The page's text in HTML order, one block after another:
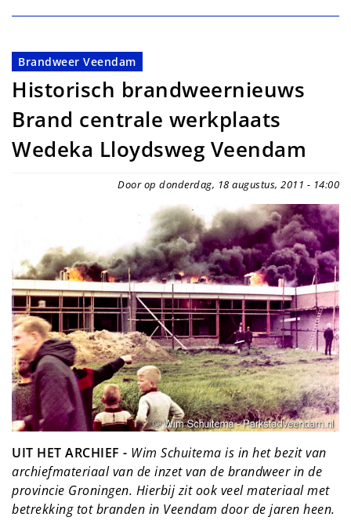
Brandweer Veendam
Historisch brandweernieuws
Brand centrale werkplaats
Wedeka Lloydsweg Veendam
Door op donderdag, 18 augustus, 2011 - 14:00
UIT HET ARCHIEF - Wim Schuitema is in het bezit van
archiefmateriaal van de inzet van de brandweer in de
provincie Groningen. Hierbij zit ook veel materiaal met
betrekking tot branden in Veendam door de jaren heen.